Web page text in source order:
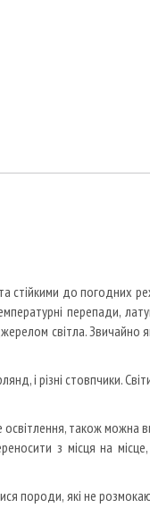
стійкими до погодних
перепади,
світла.
і різні стовпчики.
також можна
з місця на
породи, які не